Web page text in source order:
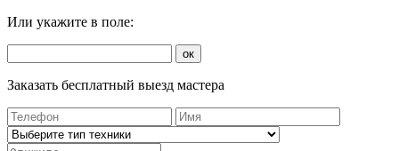
Или укажите в поле:
ок
Заказать бесплатный выезд мастера